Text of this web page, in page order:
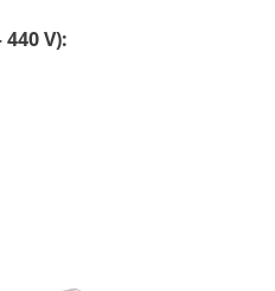
V):